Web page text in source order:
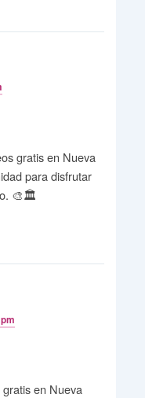
gratis en Nueva
para disfrutar
🎨🏛️
gratis en Nueva